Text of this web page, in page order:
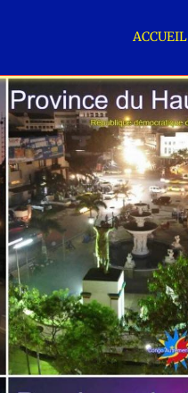
ACCUEIL